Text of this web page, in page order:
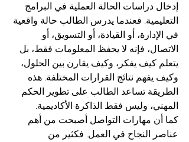
إدخال دراسات الحالة العملية في البرامج
التعليمية. فعندما يدرس الطالب حالة واقعية
في الإدارة، أو القيادة، أو التسويق، أو
الاتصال، فإنه لا يحفظ المعلومات فقط، بل
يتعلم كيف يفكر، وكيف يقارن بين الحلول،
وكيف يفهم نتائج القرارات المختلفة. هذه
الطريقة تساعد الطالب على تطوير الحكم
المهني، وليس فقط الذاكرة الأكاديمية.
كما أن مهارات التواصل أصبحت من أهم
عناصر النجاح في العمل. فكثير من